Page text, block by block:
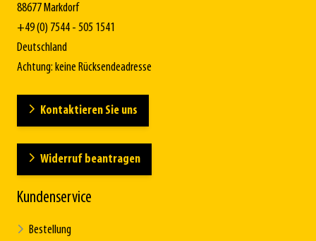
88677 Markdorf
+49 (0) 7544 - 505 1541
Deutschland
Achtung: keine Rücksendeadresse
Kontaktieren Sie uns
Widerruf beantragen
Kundenservice
Bestellung